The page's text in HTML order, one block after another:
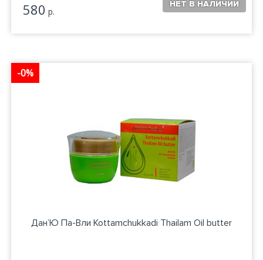
580 р.
-0%
Дан’Ю Па-Вли Kottamchukkadi Thailam Oil butter